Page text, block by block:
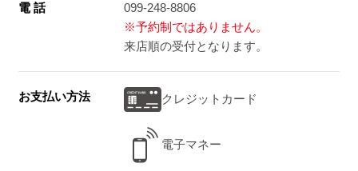
電 話
099-248-8806
※予約制ではありません。
来店順の受付となります。
お支払い方法 クレジットカード
電子マネー